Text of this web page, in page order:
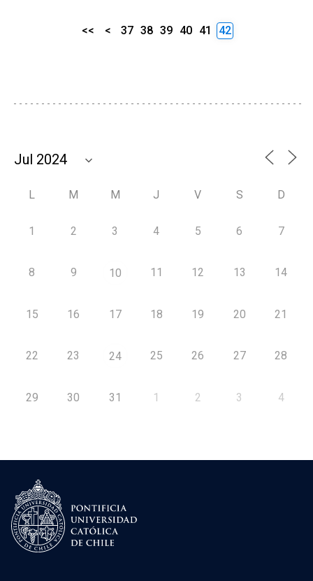
<< < 37 38 39 40 41 42
L M M J V S D
1 2 3 4 5 6 7
8 9 10 11 12 13 14
15 16 17 18 19 20 21
22 23 24 25 26 27 28
29 30 31 1 2 3 4